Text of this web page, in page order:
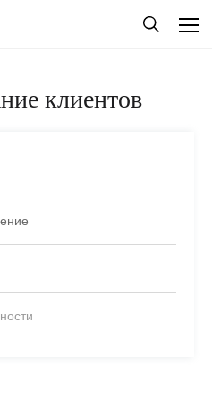
клиентов